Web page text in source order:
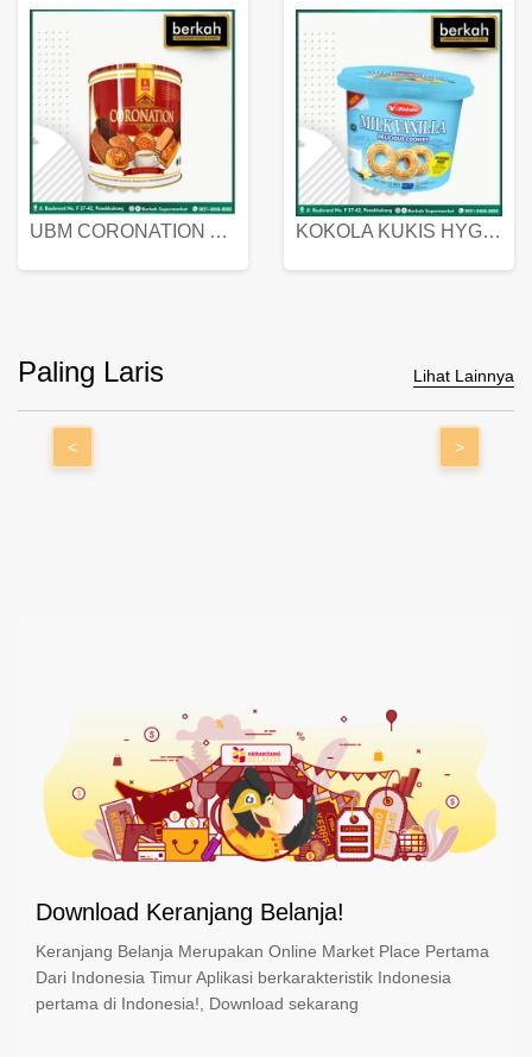
UBM CORONATION ASSORTED BISKUIT KALENG 450 GRAM KOKOLA KUKIS HYGIENIC MILK VANILLA PACK 320 GR
Paling Laris Lihat Lainnya
< >
Download Keranjang Belanja!
Keranjang Belanja Merupakan Online Market Place Pertama
Dari Indonesia Timur Aplikasi berkarakteristik Indonesia
pertama di Indonesia!, Download sekarang